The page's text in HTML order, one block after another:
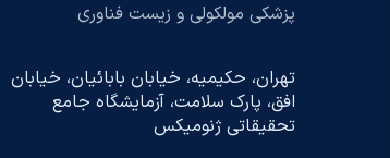
پزشکی مولکولی و زیست فناوری
تهران، حکیمیه، خیابان بابائیان، خیابان
افق، پارک سلامت، آزمایشگاه جامع
تحقیقاتی ژنومیکس